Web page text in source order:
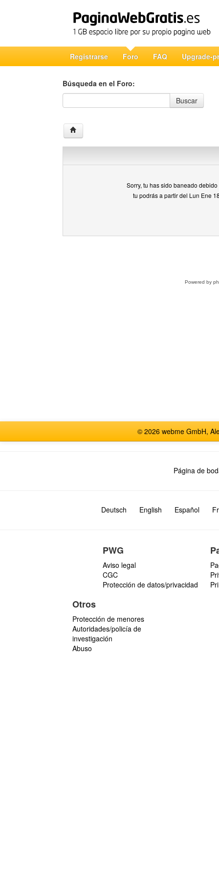
Registrarse Foro FAQ Upgrade-
Búsqueda en el Foro:
Búsqueda en el Foro
Buscar
Sorry, tu has sido baneado
tu podrás a partir del Lun Ene
Powered by
© 2026 webme GmbH,
Página de
Deutsch English Español
PWG
Aviso legal
CGC
Protección de datos/privacidad
Otros
Protección de menores
Autoridades/policía de
investigación
Abuso